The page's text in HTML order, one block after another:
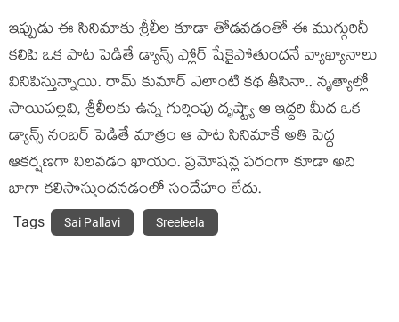
ఇప్పుడు ఈ సినిమాకు శ్రీలీల కూడా తోడవడంతో ఈ ముగ్గురినీ
కలిపి ఒక పాట పెడితే డ్యాన్స్ ఫ్లోర్ షేకైపోతుందనే వ్యాఖ్యానాలు
వినిపిస్తున్నాయి. రామ్ కుమార్ ఎలాంటి కథ తీసినా.. నృత్యాల్లో
సాయిపల్లవి, శ్రీలీలకు ఉన్న గుర్తింపు దృష్ట్యా ఆ ఇద్దరి మీద ఒక
డ్యాన్స్ నంబర్ పెడితే మాత్రం ఆ పాట సినిమాకే అతి పెద్ద
ఆకర్షణగా నిలవడం ఖాయం. ప్రమోషన్ల పరంగా కూడా అది
బాగా కలిసొస్తుందనడంలో సందేహం లేదు.
Tags Sai Pallavi Sreeleela